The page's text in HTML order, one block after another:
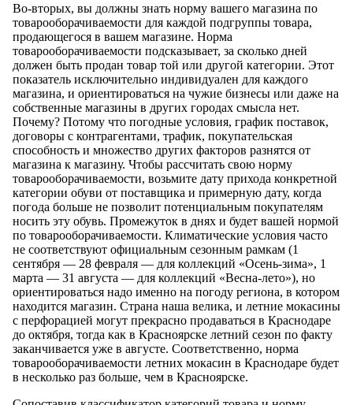
Во-вторых, вы должны знать норму вашего магазина по
товарооборачиваемости для каждой подгруппы товара,
продающегося в вашем магазине. Норма
товарооборачиваемости подсказывает, за сколько дней
должен быть продан товар той или другой категории. Этот
показатель исключительно индивидуален для каждого
магазина, и ориентироваться на чужие бизнесы или даже на
собственные магазины в других городах смысла нет.
Почему? Потому что погодные условия, график поставок,
договоры с контрагентами, трафик, покупательская
способность и множество других факторов разнятся от
магазина к магазину. Чтобы рассчитать свою норму
товарооборачиваемости, возьмите дату прихода конкретной
категории обуви от поставщика и примерную дату, когда
погода больше не позволит потенциальным покупателям
носить эту обувь. Промежуток в днях и будет вашей нормой
по товарооборачиваемости. Климатические условия часто
не соответствуют официальным сезонным рамкам (1
сентября — 28 февраля — для коллекций «Осень-зима», 1
марта — 31 августа — для коллекций «Весна-лето»), но
ориентироваться надо именно на погоду региона, в котором
находится магазин. Страна наша велика, и летние мокасины
с перфорацией могут прекрасно продаваться в Краснодаре
до октября, тогда как в Красноярске летний сезон по факту
заканчивается уже в августе. Соответственно, норма
товарооборачиваемости летних мокасин в Краснодаре будет
в несколько раз больше, чем в Красноярске.